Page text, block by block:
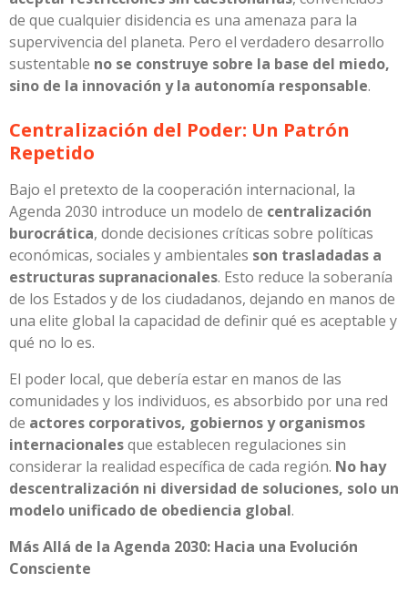
de que cualquier disidencia es una amenaza para la
supervivencia del planeta. Pero el verdadero desarrollo
sustentable no se construye sobre la base del miedo,
sino de la innovación y la autonomía responsable.
Centralización del Poder: Un Patrón
Repetido
Bajo el pretexto de la cooperación internacional, la
Agenda 2030 introduce un modelo de centralización
burocrática, donde decisiones críticas sobre políticas
económicas, sociales y ambientales son trasladadas a
estructuras supranacionales. Esto reduce la soberanía
de los Estados y de los ciudadanos, dejando en manos de
una elite global la capacidad de definir qué es aceptable y
qué no lo es.
El poder local, que debería estar en manos de las
comunidades y los individuos, es absorbido por una red
de actores corporativos, gobiernos y organismos
internacionalesque establecen regulaciones sin
considerar la realidad específica de cada región. No hay
descentralización ni diversidad de soluciones, solo un
modelo unificado de obediencia global.
Más Allá de la Agenda 2030: Hacia una Evolución
Consciente